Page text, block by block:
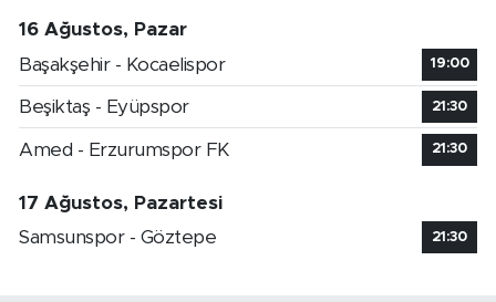
16 Ağustos, Pazar
Başakşehir - Kocaelispor
19:00
Beşiktaş - Eyüpspor 21:30
Amed - Erzurumspor FK 21:30
17 Ağustos, Pazartesi
Samsunspor - Göztepe
21:30